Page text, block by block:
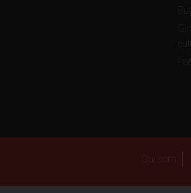
Qui som